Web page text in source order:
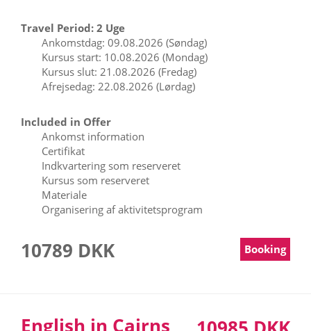
Travel Period: 2 Uge
Ankomstdag: 09.08.2026 (Søndag)
Kursus start: 10.08.2026 (Mondag)
Kursus slut: 21.08.2026 (Fredag)
Afrejsedag: 22.08.2026 (Lørdag)
Included in Offer
Ankomst information
Certifikat
Indkvartering som reserveret
Kursus som reserveret
Materiale
Organisering af aktivitetsprogram
10789 DKK Booking
English in Cairns